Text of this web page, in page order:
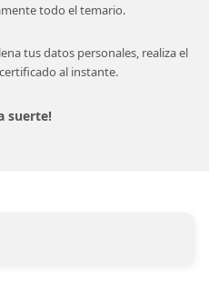
todo el temario.
tus datos personales, realiza el
al instante.
suerte!